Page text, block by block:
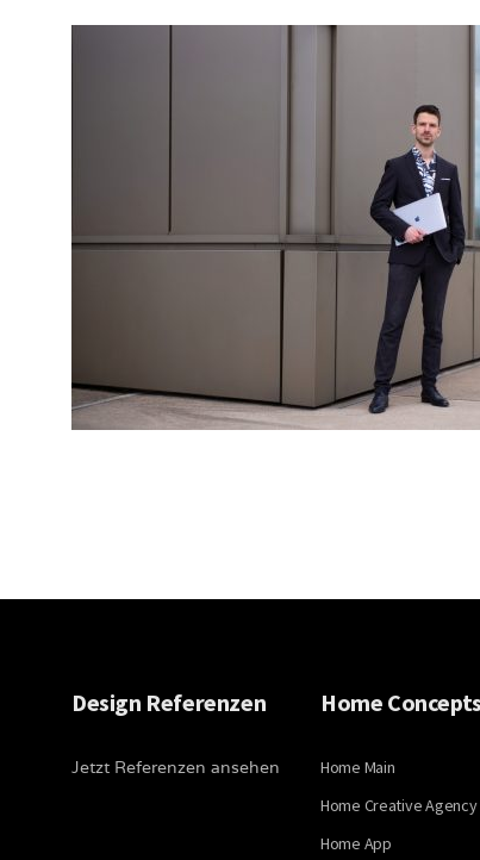
Design Referenzen
Jetzt Referenzen ansehen
Home Concepts
Home Main
Home Creative Agency
Home App